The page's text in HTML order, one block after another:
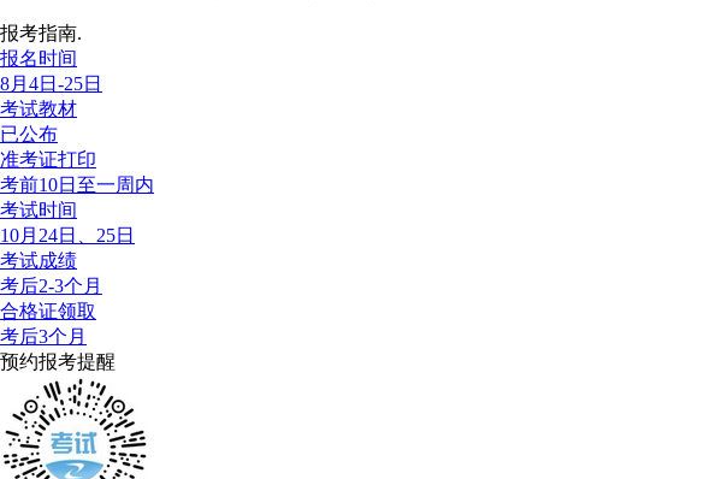
报考指南.
报名时间
8月4日-25日
考试教材
已公布
准考证打印
考前10日至一周内
考试时间
10月24日、25日
考试成绩
考后2-3个月
合格证领取
考后3个月
预约报考提醒